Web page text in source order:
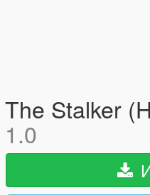
The Stalker
1.0